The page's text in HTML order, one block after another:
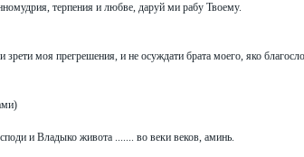
терпения и любве, даруй ми рабу Твоему.
моя прегрешения, и не осуждати брата моего, яко
и Владыко живота ....... во веки веков, аминь.